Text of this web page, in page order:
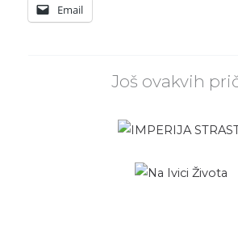
Email
Još ovakvih